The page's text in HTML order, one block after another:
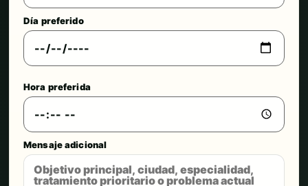
Día preferido
Hora preferida
Mensaje adicional